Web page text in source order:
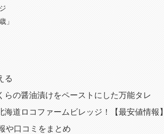
」
る
らの醤油漬けをペーストにした万能タレ
道ロコファームビレッジ！【最安値情報】
や口コミをまとめ